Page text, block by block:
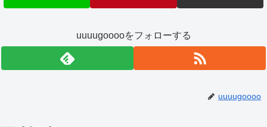
uuuugooooをフォローする
uuuugoooo